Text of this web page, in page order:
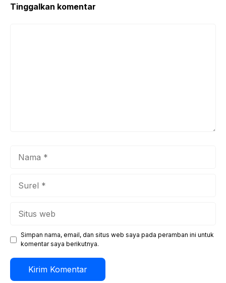
Tinggalkan komentar
Simpan nama, email, dan situs web saya pada peramban ini untuk
komentar saya berikutnya.